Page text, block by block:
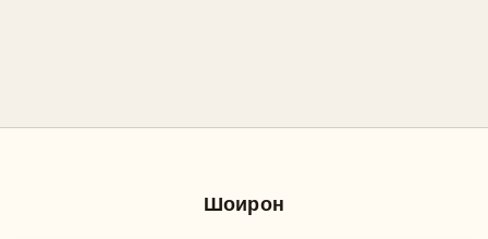
Шоирон